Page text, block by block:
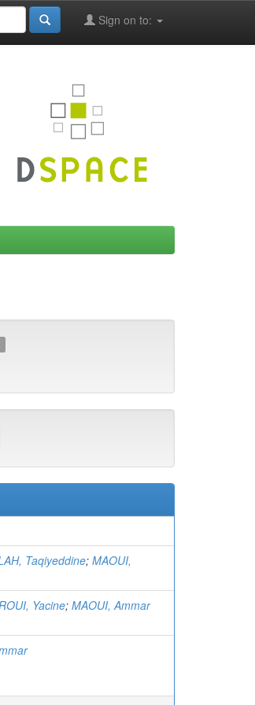
Sign on to:
Taqiyeddine; MAOUI,
Yacine; MAOUI, Ammar